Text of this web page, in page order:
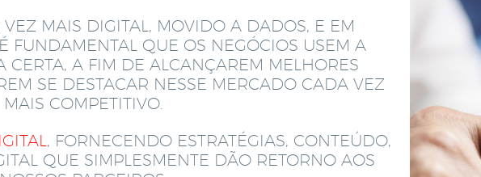
MAIS DIGITAL, MOVIDO A DADOS, E EM
FUNDAMENTAL QUE OS NEGÓCIOS USEM A
CERTA, A FIM DE ALCANÇAREM MELHORES
SE DESTACAR NESSE MERCADO CADA VEZ
MAIS COMPETITIVO.
, FORNECENDO ESTRATÉGIAS, CONTEÚDO,
QUE SIMPLESMENTE DÃO RETORNO AOS